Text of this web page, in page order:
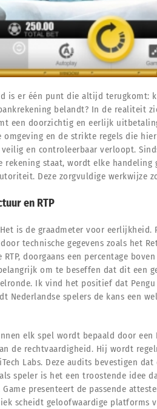
is er één punt die altijd terugkomt:
belandt? In de realiteit
een doorzichtig en eerlijk
omgeving en de strikte regels die
en controleerbaar verloopt.
staat, wordt elke
Deze zorgvuldige werkwijze
en RTP
is de graadmeter voor eerlijkheid.
technische gegevens zoals het
doorgaans een percentage
om te beseffen dat dit een
Ik vind het positief dat
Nederlandse spelers de kans een
elk spel wordt bepaald door een
de rechtvaardigheid. Hij wordt
Labs. Deze audits bevestigen
speler is het een troostende idee
presenteert de passende
scheidt geloofwaardige platforms